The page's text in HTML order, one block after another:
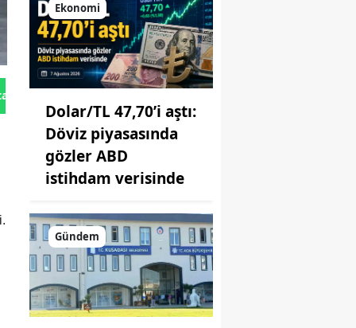
Gönder
Ekonomi
Dolar/TL 47,70’i aştı:
Döviz piyasasında
gözler ABD
istihdam verisinde
Gündem